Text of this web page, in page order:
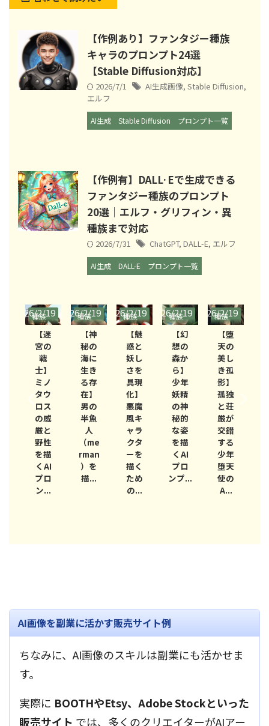
【作例あり】ファンタジー種族
キャラのプロンプト24選
【Stable Diffusion対応】
2026/7/1 AI生成画像, Stable Diffusion,
エルフ
AI生成 Stable Diffusion プロンプト一覧
【作例有】DALL·Eで生成できる
ファンタジー種族のプロンプト
20選｜エルフ・グリフィン・異
種族まで対応
2026/7/31 ChatGPT, DALL-E, エルフ
AI生成 DALL-E プロンプト一覧
種族
(Stabl
Diffusi
on)
2026/2/19
【神
秘の
海に
生き
る存
在】
男の
半魚
人
（me
rman
）を
描...
種族
(Stabl
Diffusi
on)
2026/2/19
【魅
惑と
妖し
さを
具現
化】
悪魔
風キ
ャラ
クタ
ーを
描く
ため
種族
(Stabl
Diffusi
on)
2026/2/19
【幻
想の
森か
ら】
少年
妖精
の神
秘的
な姿
を描
くAI
プロ
ンプ...
種族
(Stabl
Diffusi
on)
2026/2/19
【堕
天の
美し
き孤
影】
孤独
と荘
厳が
交錯
する
少年
堕天
使の
種族
(Stabl
Diffusi
on)
2026/2/19
【野
性と
知性
が融
合し
た半
獣の
戦
士】
ケン
タウ
ロス
を描
くた...
2026/
AI画像を副業に活かす販売サイト例
ちなみに、AI画像のスキルは副業にも活かせま
す。
実際に BOOTHやEtsy、Adobe Stockといった
販売サイト では、多くのクリエイターがAIアー